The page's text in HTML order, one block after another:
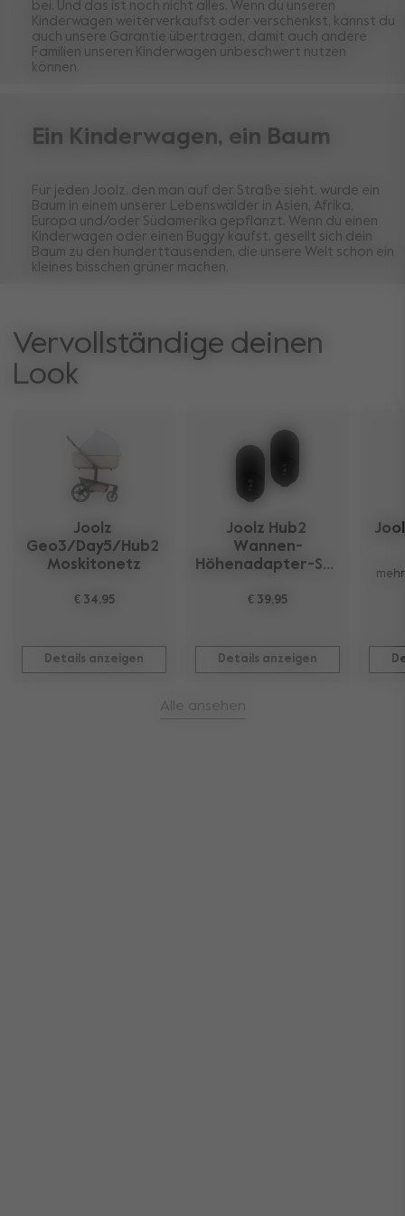
bei. Und das ist noch nicht alles. Wenn du unseren
Kinderwagen weiterverkaufst oder verschenkst, kannst du
auch unsere Garantie übertragen, damit auch andere
Familien unseren Kinderwagen unbeschwert nutzen
können.
Ein Kinderwagen, ein Baum
Für jeden Joolz, den man auf der Straße sieht, wurde ein
Baum in einem unserer Lebenswälder in Asien, Afrika,
Europa und/oder Südamerika gepflanzt. Wenn du einen
Kinderwagen oder einen Buggy kaufst, gesellt sich dein
Baum zu den hunderttausenden, die unsere Welt schon ein
kleines bisschen grüner machen.
Vervollständige deinen
Look
Alle ansehen
Joolz
Geo3/Day5/Hub2
Moskitonetz
€ 34,95
Details anzeigen
Joolz Hub2
Wannen-
Höhenadapter-Set
€ 39,95
Details anzeigen